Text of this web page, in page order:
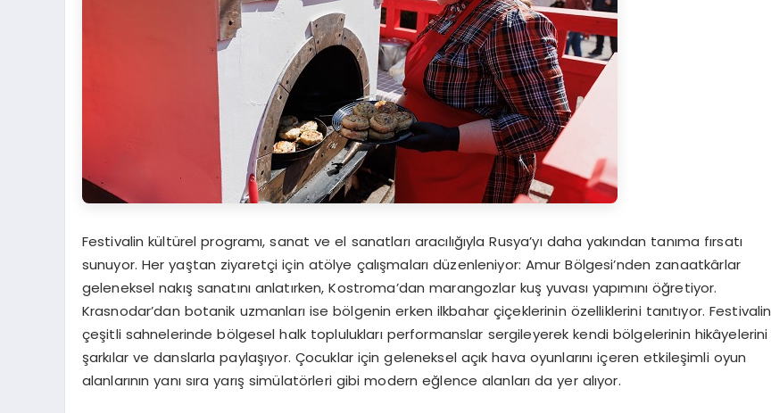
Festivalin kültürel programı, sanat ve el sanatları aracılığıyla Rusya’yı daha yakından tanıma fırsatı
sunuyor. Her yaştan ziyaretçi için atölye çalışmaları düzenleniyor: Amur Bölgesi’nden zanaatkârlar
geleneksel nakış sanatını anlatırken, Kostroma’dan marangozlar kuş yuvası yapımını öğretiyor.
Krasnodar’dan botanik uzmanları ise bölgenin erken ilkbahar çiçeklerinin özelliklerini tanıtıyor. Festivalin
çeşitli sahnelerinde bölgesel halk toplulukları performanslar sergileyerek kendi bölgelerinin hikâyelerini
şarkılar ve danslarla paylaşıyor. Çocuklar için geleneksel açık hava oyunlarını içeren etkileşimli oyun
alanlarının yanı sıra yarış simülatörleri gibi modern eğlence alanları da yer alıyor.